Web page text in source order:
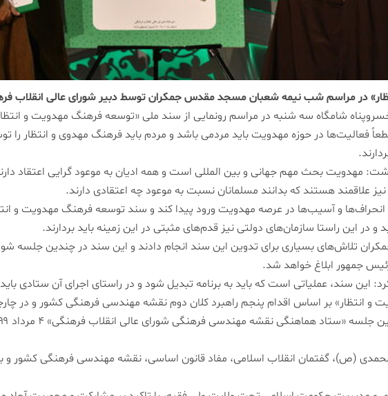
در مراسم شب نیمه شعبان مسجد مقدس جمکران توسط دبیر شورای عالی انقلاب
شامگاه سه شنبه در مراسم رونمایی از سند ملی «توسعه فرهنگ مهدویت و
فعالیت‌ها در حوزه مهدویت باید مردمی باشد و مردم باید فرهنگ مهدوی و انتظار را
مهدویت بحث مهم جهانی و بین المللی است و همه ادیان به موعود گرایی اعتقاد
علاقمند هستند که بدانند مسلمانان نسبت به موعود چه اعتقادی دارند.
انحراف‌ها و آسیب‌ها در عرصه مهدویت ورود پیدا کند و سند توسعه فرهنگ مهدویت و
این راستا سازمان‌های دولتی نیز قدم‌های مثبتی در این زمینه باید بردارند.
تلاش‌های بسیاری برای تدوین این سند انجام دادند و این سند در چندین جلسه
جمهور ابلاغ خواهد شد.
این سند، عملیاتی است که باید به برنامه تبدیل شود و در راستای اجرای آن ستادی
انتظار» بر اساس اقدام پنجم راهبرد کلان دوم نقشه مهندسی فرهنگی کشور و در
(ص)، گفتمان انقلاب اسلامی، مفاد قانون اساسی، نقشه مهندسی فرهنگی کشور و